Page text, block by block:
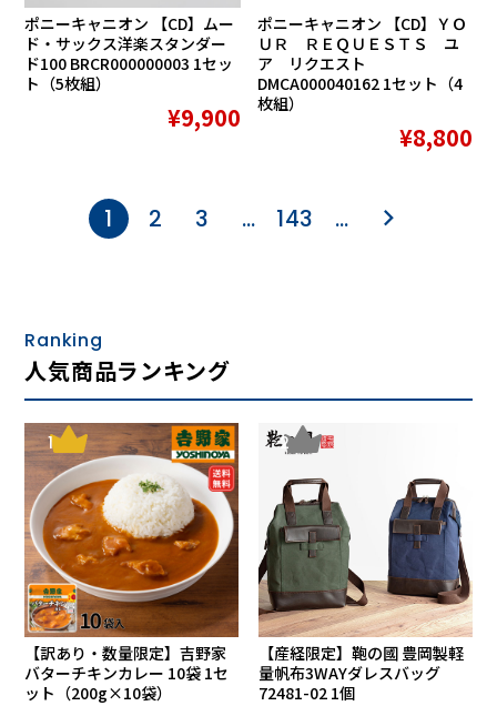
ポニーキャニオン 【CD】ムー
ド・サックス洋楽スタンダー
ド100 BRCR000000003 1セッ
ト（5枚組）
¥9,900
ポニーキャニオン 【CD】ＹＯ
ＵＲ ＲＥＱＵＥＳＴＳ ユ
ア リクエスト
DMCA000040162 1セット（4
枚組）
¥8,800
1 2 3 … 143 …
Ranking
人気商品ランキング
1
【訳あり・数量限定】吉野家
バターチキンカレー 10袋 1セ
ット（200g×10袋）
2
【産経限定】鞄の國 豊岡製軽
量帆布3WAYダレスバッグ
72481-02 1個